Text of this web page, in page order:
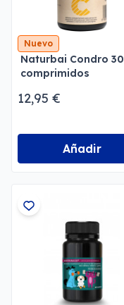
Nuevo
Naturbai Condro 30
comprimidos
12,95 €
Añadir